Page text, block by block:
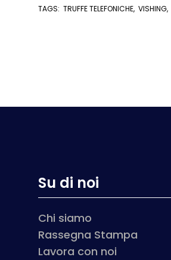
TAGS: TRUFFE TELEFONICHE, VISHING,
Su di noi
Chi siamo
Rassegna Stampa
Lavora con noi